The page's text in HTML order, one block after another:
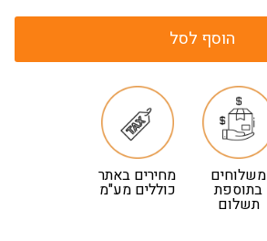
הוסף לסל
משלוחים
בתוספת
תשלום
מחירים באתר
כוללים מע"מ